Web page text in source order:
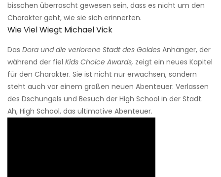
bisschen überrascht gewesen sein, dass es nicht um den
Charakter geht, wie sie sich erinnerten.
Wie Viel Wiegt Michael Vick
Das Dora und die verlorene Stadt des Goldes Anhänger, der
während der fiel Kids Choice Awards, zeigt ein neues Kapitel
für den Charakter. Sie ist nicht nur erwachsen, sondern
steht auch vor einem großen neuen Abenteuer: Verlassen
des Dschungels und Besuch der High School in der Stadt.
Ah, High School, das ultimative Abenteuer.